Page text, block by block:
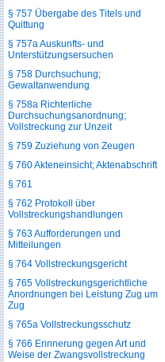
§ 757 Übergabe des Titels und
Quittung
§ 757a Auskunfts- und
Unterstützungsersuchen
§ 758 Durchsuchung;
Gewaltanwendung
§ 758a Richterliche
Durchsuchungsanordnung;
Vollstreckung zur Unzeit
§ 759 Zuziehung von Zeugen
§ 760 Akteneinsicht; Aktenabschrift
§ 761
§ 762 Protokoll über
Vollstreckungshandlungen
§ 763 Aufforderungen und
Mitteilungen
§ 764 Vollstreckungsgericht
§ 765 Vollstreckungsgerichtliche
Anordnungen bei Leistung Zug um
Zug
§ 765a Vollstreckungsschutz
§ 766 Erinnerung gegen Art und
Weise der Zwangsvollstreckung